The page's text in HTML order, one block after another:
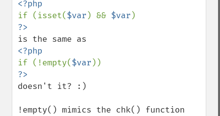
if (isset($var ) && $var
if (!empty($var
doesn't it? :)
!empty() mimics the chk() function